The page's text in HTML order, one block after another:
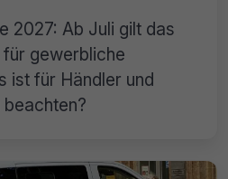
2027: Ab Juli gilt das
gewerbliche
ist für Händler und